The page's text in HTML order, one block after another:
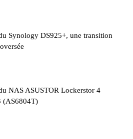
Synology DS925+, une transition
NAS ASUSTOR Lockerstor 4
(AS6804T)